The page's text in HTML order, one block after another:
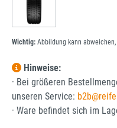
Wichtig: Abbildung kann
Hinweise:
· Bei größeren
unseren Service:
· Ware befindet sich im